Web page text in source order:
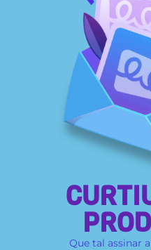
Que tal assinar